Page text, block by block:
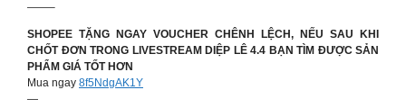
——–
SHOPEE TẶNG NGAY VOUCHER CHÊNH LỆCH, NẾU SAU KHI
CHỐT ĐƠN TRONG LIVESTREAM DIỆP LÊ 4.4 BẠN TÌM ĐƯỢC SẢN
PHẨM GIÁ TỐT HƠN
Mua ngay 8f5NdgAK1Y
—